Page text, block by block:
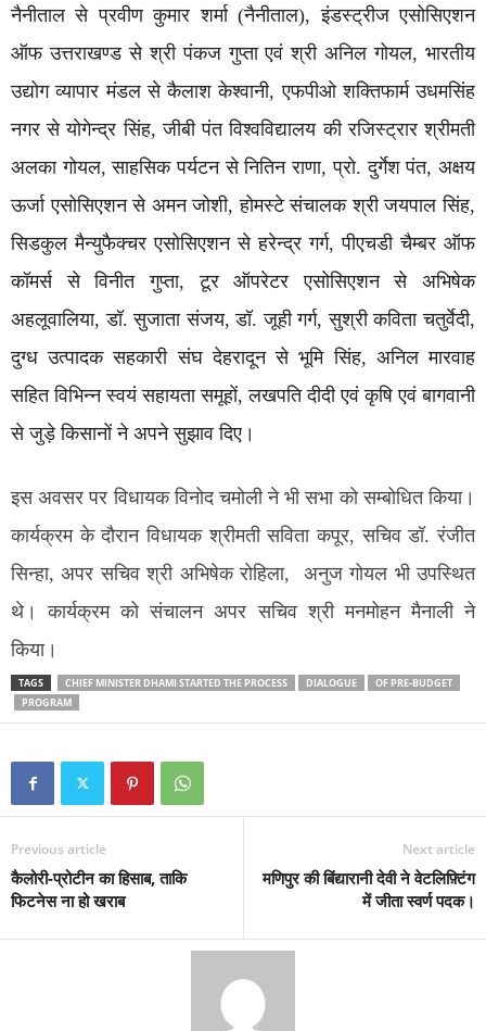
नैनीताल से प्रवीण कुमार शर्मा (नैनीताल), इंडस्ट्रीज एसोसिएशन
ऑफ उत्तराखण्ड से श्री पंकज गुप्ता एवं श्री अनिल गोयल, भारतीय
उद्योग व्यापार मंडल से कैलाश केश्वानी, एफपीओ शक्तिफार्म उधमसिंह
नगर से योगेन्द्र सिंह, जीबी पंत विश्वविद्यालय की रजिस्ट्रार श्रीमती
अलका गोयल, साहसिक पर्यटन से नितिन राणा, प्रो. दुर्गेश पंत, अक्षय
ऊर्जा एसोसिएशन से अमन जोशी, होमस्टे संचालक श्री जयपाल सिंह,
सिडकुल मैन्युफैक्चर एसोसिएशन से हरेन्द्र गर्ग, पीएचडी चैम्बर ऑफ
कॉमर्स से विनीत गुप्ता, टूर ऑपरेटर एसोसिएशन से अभिषेक
अहलूवालिया, डॉ. सुजाता संजय, डॉ. जूही गर्ग, सुश्री कविता चतुर्वेदी,
दुग्ध उत्पादक सहकारी संघ देहरादून से भूमि सिंह, अनिल मारवाह
सहित विभिन्न स्वयं सहायता समूहों, लखपति दीदी एवं कृषि एवं बागवानी
से जुड़े किसानों ने अपने सुझाव दिए।
इस अवसर पर विधायक विनोद चमोली ने भी सभा को सम्बोधित किया।
कार्यक्रम के दौरान विधायक श्रीमती सविता कपूर, सचिव डॉ. रंजीत
सिन्हा, अपर सचिव श्री अभिषेक रोहिला, अनुज गोयल भी उपस्थित
थे। कार्यक्रम को संचालन अपर सचिव श्री मनमोहन मैनाली ने
किया।
TAGS CHIEF MINISTER DHAMI STARTED THE PROCESS DIALOGUE
OF PRE-BUDGET
PROGRAM
Previous article
कैलोरी-प्रोटीन का हिसाब, ताकि
फिटनेस ना हो खराब
Next article
मणिपुर की बिंद्यारानी देवी ने वेटलिफ़्टिंग
में जीता स्वर्ण पदक।